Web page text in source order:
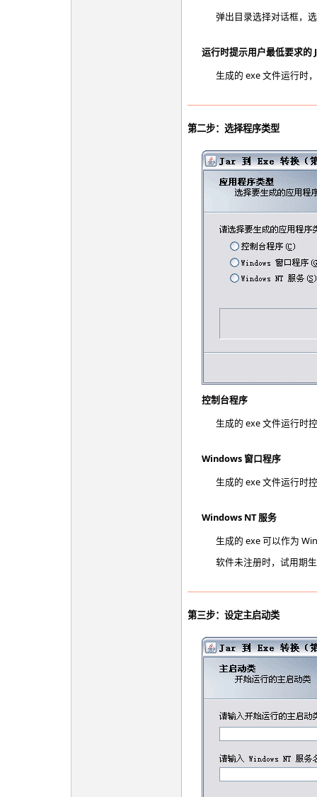
弹出目录选择对话框，
运行时提示用户最低要求的
生成的 exe 文件运行时
第二步：选择程序类型
控制台程序
生成的 exe 文件运行时
Windows 窗口程序
生成的 exe 文件运行时
Windows NT 服务
生成的 exe 可以作为
软件未注册时，试用期
第三步：设定主启动类